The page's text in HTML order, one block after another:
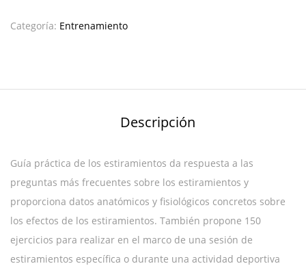
Categoría: Entrenamiento
Descripción
Guía práctica de los estiramientos da respuesta a las
preguntas más frecuentes sobre los estiramientos y
proporciona datos anatómicos y fisiológicos concretos sobre
los efectos de los estiramientos. También propone 150
ejercicios para realizar en el marco de una sesión de
estiramientos específica o durante una actividad deportiva